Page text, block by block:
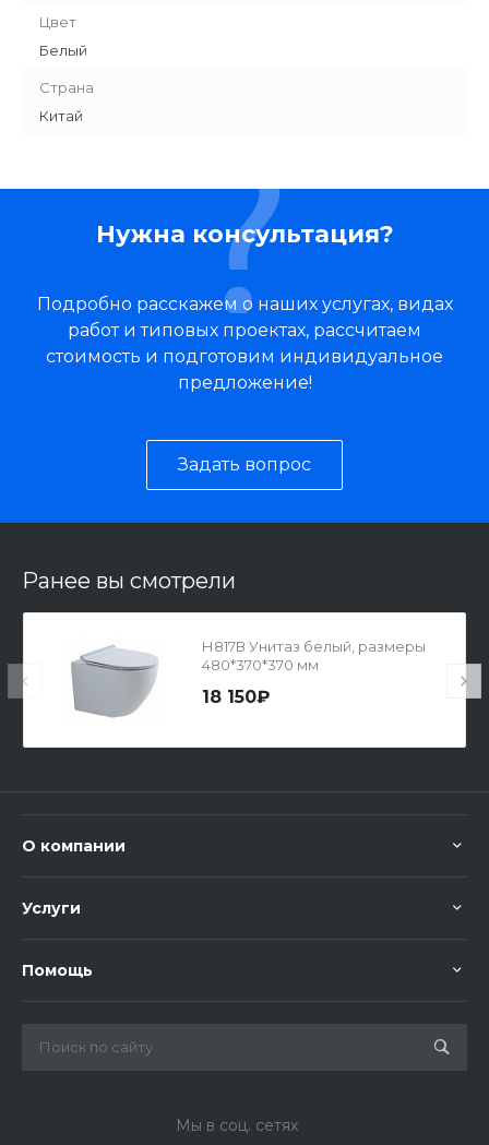
Цвет
Белый
Страна
Китай
Нужна консультация?
Подробно расскажем о наших услугах, видах
работ и типовых проектах, рассчитаем
стоимость и подготовим индивидуальное
предложение!
Задать вопрос
Ранее вы смотрели
Н817В Унитаз белый, размеры
480*370*370 мм
18 150₽
О компании
Услуги
Помощь
Мы в соц. сетях